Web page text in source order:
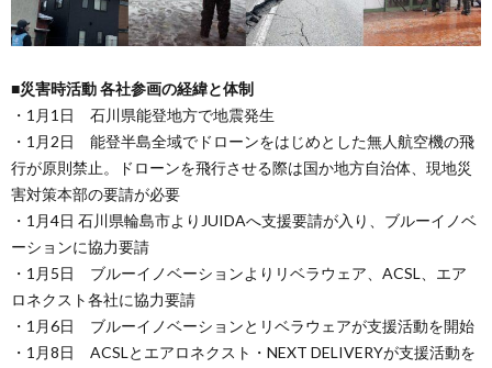
■災害時活動 各社参画の経緯と体制
・1月1日 石川県能登地方で地震発生
・1月2日 能登半島全域でドローンをはじめとした無人航空機の飛
行が原則禁止。ドローンを飛行させる際は国か地方自治体、現地災
害対策本部の要請が必要
・1月4日 石川県輪島市よりJUIDAへ支援要請が入り、ブルーイノベ
ーションに協力要請
・1月5日 ブルーイノベーションよりリベラウェア、ACSL、エア
ロネクスト各社に協力要請
・1月6日 ブルーイノベーションとリベラウェアが支援活動を開始
・1月8日 ACSLとエアロネクスト・NEXT DELIVERYが支援活動を